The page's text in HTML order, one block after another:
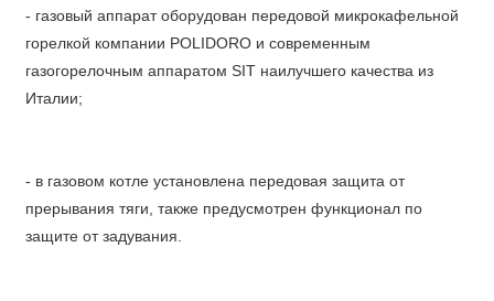
- газовый аппарат оборудован передовой микрокафельной
горелкой компании POLIDORO и современным
газогорелочным аппаратом SIT наилучшего качества из
Италии;
- в газовом котле установлена передовая защита от
прерывания тяги, также предусмотрен функционал по
защите от задувания.